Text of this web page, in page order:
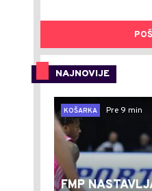
NAJNOVIJE
KOŠARKA
Pre 9 min
FMP